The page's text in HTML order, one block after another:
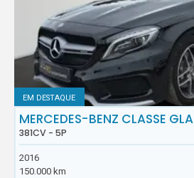
EM DESTAQUE
MERCEDES-BENZ CLASSE GLA
381CV - 5P
2016
150.000 km